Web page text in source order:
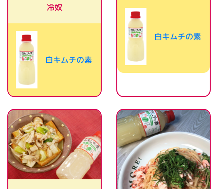
冷奴
白キムチの素
白キムチの素